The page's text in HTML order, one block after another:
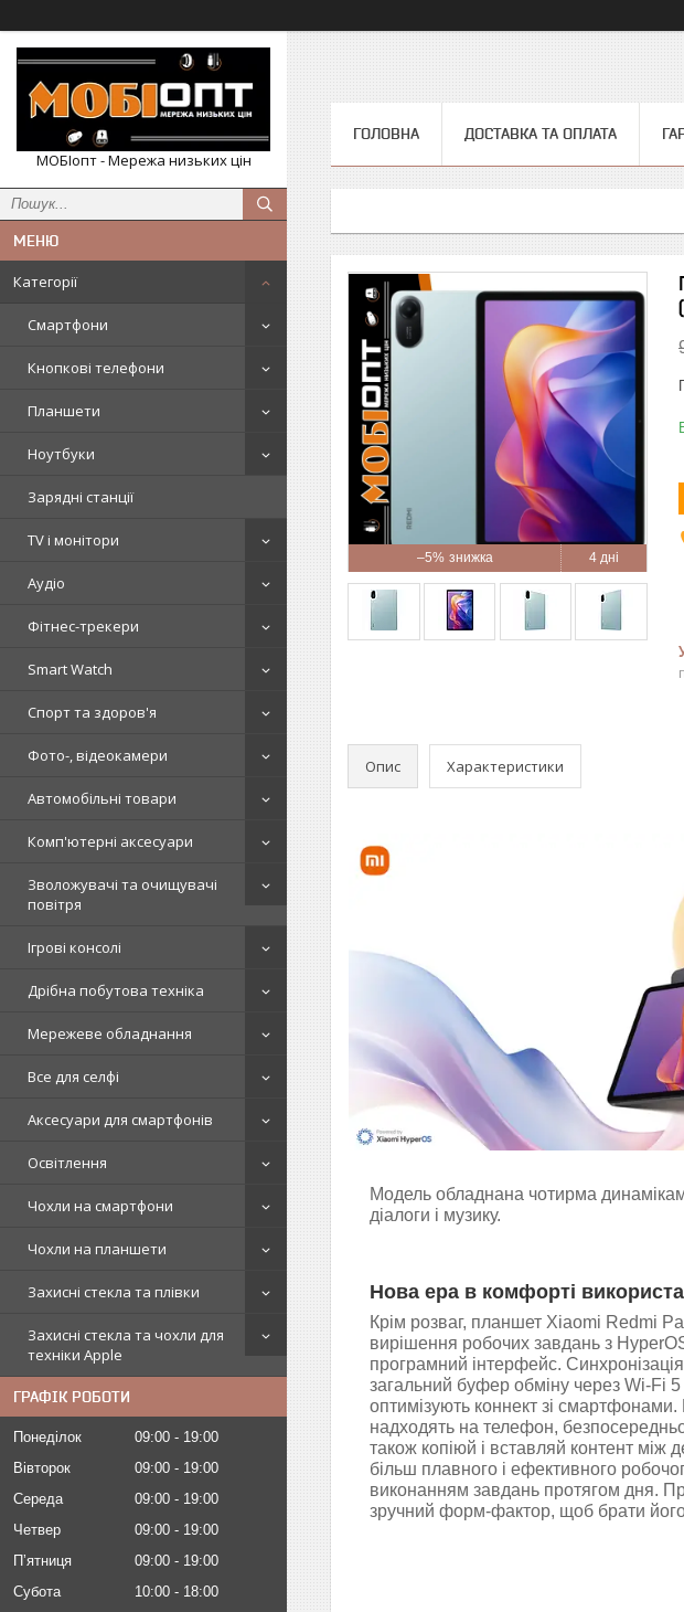
МОБІопт - Мережа низьких цін
Категорії
Смартфони
Кнопкові телефони
Планшети
Ноутбуки
Зарядні станції
TV і монітори
Аудіо
Фітнес-трекери
Smart Watch
Спорт та здоров'я
Фото-, відеокамери
Автомобільні товари
Комп'ютерні аксесуари
Зволожувачі та очищувачі
повітря
Ігрові консолі
Дрібна побутова техніка
Мережеве обладнання
Все для селфі
Аксесуари для смартфонів
Освітлення
Чохли на смартфони
Чохли на планшети
Захисні стекла та плівки
Захисні стекла та чохли для
техніки Apple
ГРАФІК РОБОТИ
Понеділок 09:00
19:00
Вівторок
09:00
19:00
Середа
09:00
19:00
Четвер
09:00
19:00
Пʼятниця
09:00
19:00
Субота
10:00
18:00
ГОЛОВНА ДОСТАВКА ТА ОПЛАТА
–5% 4 дні
Опис Характеристики
Модель обладнана чотирма
діалоги і музику.
Нова ера в комфорті
Крім розваг, планшет Xiaomi Redmi
вирішення робочих завдань з
програмний інтерфейс.
загальний буфер обміну через Wi-Fi
оптимізують коннект зі
надходять на телефон,
також копіюй і вставляй контент між
більш плавного і ефективного
виконанням завдань протягом дня.
зручний форм-фактор, щоб брати